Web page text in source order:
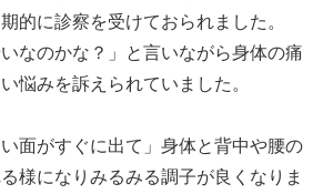
的に診察を受けておられました。
なのかな？」と言いながら身体の痛
悩みを訴えられていました。
面がすぐに出て」身体と背中や腰の
様になりみるみる調子が良くなりま